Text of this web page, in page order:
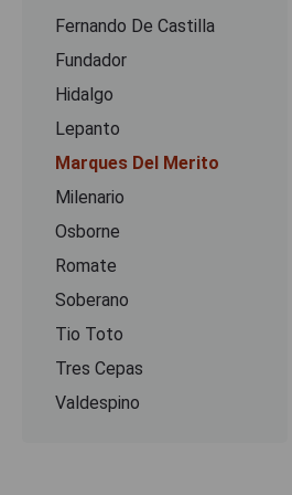
Fernando De Castilla
Fundador
Hidalgo
Lepanto
Marques Del Merito
Milenario
Osborne
Romate
Soberano
Tio Toto
Tres Cepas
Valdespino